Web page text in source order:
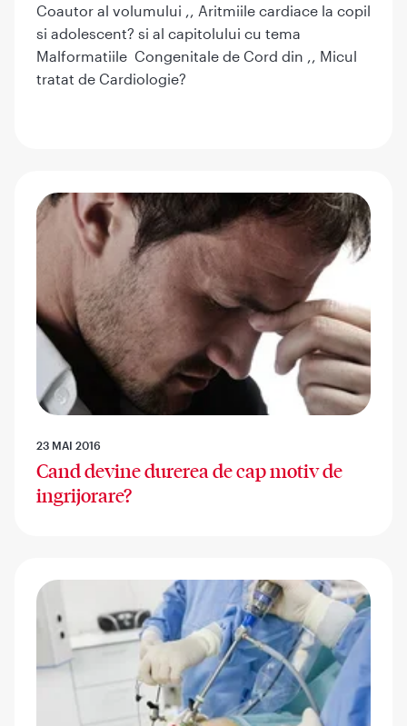
Coautor al volumului ,, Aritmiile cardiace la copil
si adolescent? si al capitolului cu tema
Malformatiile Congenitale de Cord din ,, Micul
tratat de Cardiologie?
23 MAI 2016
Cand devine durerea de cap motiv de
ingrijorare?